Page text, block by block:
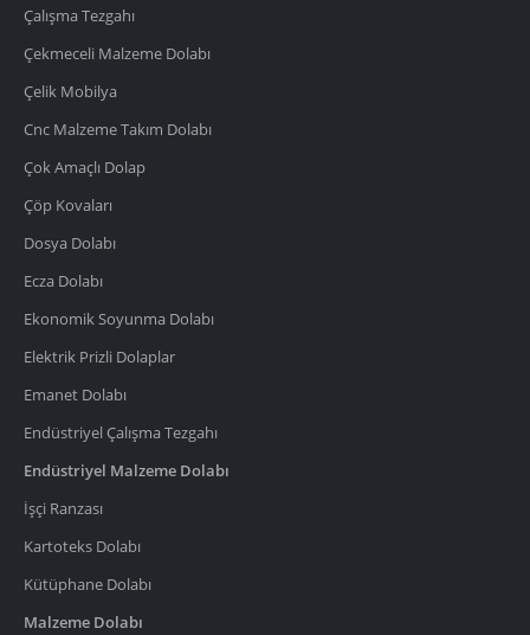
Çalışma Tezgahı
Çekmeceli Malzeme Dolabı
Çelik Mobilya
Cnc Malzeme Takım Dolabı
Çok Amaçlı Dolap
Çöp Kovaları
Dosya Dolabı
Ecza Dolabı
Ekonomik Soyunma Dolabı
Elektrik Prizli Dolaplar
Emanet Dolabı
Endüstriyel Çalışma Tezgahı
Endüstriyel Malzeme Dolabı
İşçi Ranzası
Kartoteks Dolabı
Kütüphane Dolabı
Malzeme Dolabı